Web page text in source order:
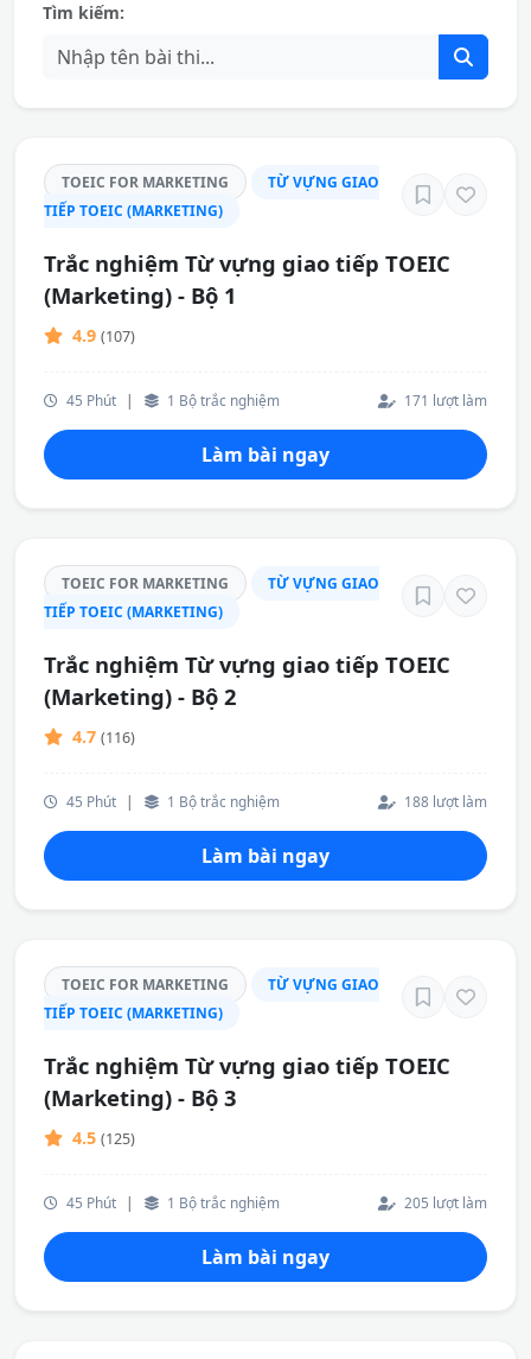
Tìm kiếm:
TOEIC FOR MARKETING
TỪ VỰNG GIAO
TIẾP TOEIC (MARKETING)
Trắc nghiệm Từ vựng giao tiếp TOEIC
(Marketing) - Bộ 1
4.9 (107)
45 Phút | 1 Bộ trắc nghiệm 171 lượt làm
Làm bài ngay
TOEIC FOR MARKETING
TỪ VỰNG GIAO
TIẾP TOEIC (MARKETING)
Trắc nghiệm Từ vựng giao tiếp TOEIC
(Marketing) - Bộ 2
4.7 (116)
45 Phút | 1 Bộ trắc nghiệm 188 lượt làm
Làm bài ngay
TOEIC FOR MARKETING
TỪ VỰNG GIAO
TIẾP TOEIC (MARKETING)
Trắc nghiệm Từ vựng giao tiếp TOEIC
(Marketing) - Bộ 3
4.5 (125)
45 Phút | 1 Bộ trắc nghiệm 205 lượt làm
Làm bài ngay